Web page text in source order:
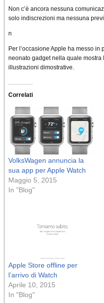
Non c’è ancora nessuna
solo indiscrezioni ma nessuna
n
Per l’occasione Apple ha messo in
neonato gadget nella quale mostra
illustrazioni dimostrative.
Correlati
VolksWagen annuncia la
sua app per Apple Watch
Maggio 5, 2015
In "Blog"
Apple Store offline per
l’arrivo di Watch
Aprile 10, 2015
In "Blog"